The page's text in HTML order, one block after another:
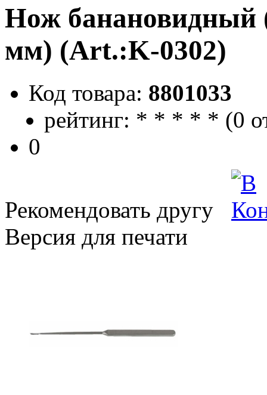
Нож банановидный
мм) (Art.:K-0302)
Код товара: 8801033
рейтинг: * * * * * (0
0
Рекомендовать другу
Версия для печати